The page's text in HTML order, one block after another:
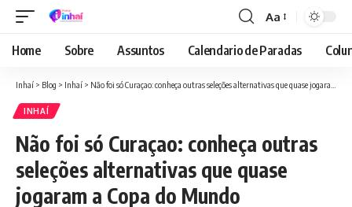
Font
Resizer
Aa
Home Sobre Assuntos Calendario de Paradas
Inhaí > Blog > Inhaí > Não foi só Curaçao: conheça outras seleções alternativas que quase jogaram a Copa do Mundo
INHAÍ
Não foi só Curaçao: conheça outras
seleções alternativas que quase
jogaram a Copa do Mundo